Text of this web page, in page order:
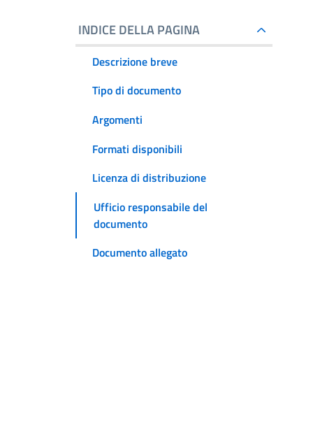
INDICE DELLA PAGINA
Descrizione breve
Tipo di documento
Argomenti
Formati disponibili
Licenza di distribuzione
Ufficio responsabile del
documento
Documento allegato